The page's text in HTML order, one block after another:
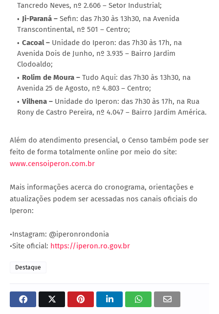
Tancredo Neves, nº 2.606 – Setor Industrial;
Ji-Paraná – Sefin: das 7h30 às 13h30, na Avenida
Transcontinental, nº 501 – Centro;
Cacoal – Unidade do Iperon: das 7h30 às 17h, na
Avenida Dois de Junho, nº 3.935 – Bairro Jardim
Clodoaldo;
Rolim de Moura – Tudo Aqui: das 7h30 às 13h30, na
Avenida 25 de Agosto, nº 4.803 – Centro;
Vilhena – Unidade do Iperon: das 7h30 às 17h, na Rua
Rony de Castro Pereira, nº 4.047 – Bairro Jardim América.
Além do atendimento presencial, o Censo também pode ser
feito de forma totalmente online por meio do site:
www.censoiperon.com.br
Mais informações acerca do cronograma, orientações e
atualizações podem ser acessadas nos canais oficiais do
Iperon:
•Instagram: @iperonrondonia
•Site oficial: https://iperon.ro.gov.br
Destaque